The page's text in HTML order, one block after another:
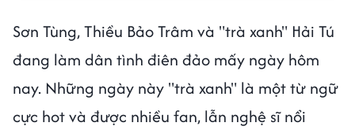
Sơn Tùng, Thiều Bảo Trâm và "trà xanh" Hải Tú
đang làm dân tình điên đảo mấy ngày hôm
nay. Những ngày này "trà xanh" là một từ ngữ
cực hot và được nhiều fan, lẫn nghệ sĩ nổi